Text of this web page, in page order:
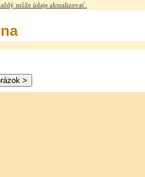
môže údaje aktualizovať.